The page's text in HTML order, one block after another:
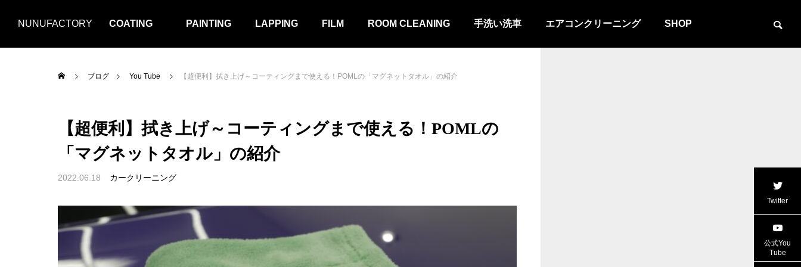
NUNUFACTORY COATING PAINTING LAPPING FILM ROOM CLEANING 手洗い洗車 エアコンクリーニング SHOP
ブログ You Tube 【超便利】拭き上げ～コーティングまで使える！POMLの「マグネットタオル」の紹介
【超便利】拭き上げ～コーティングまで使える！POMLの
「マグネットタオル」の紹介
2022.06.18 カークリーニング
Twitter
公式You
Tube